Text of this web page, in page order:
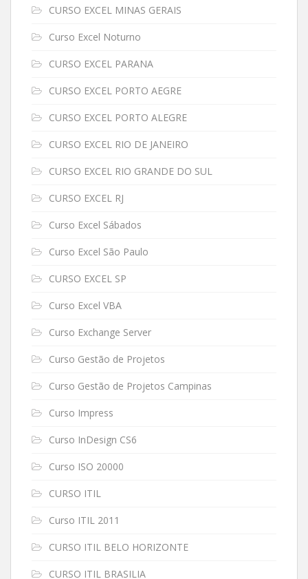
CURSO EXCEL MINAS GERAIS
Curso Excel Noturno
CURSO EXCEL PARANA
CURSO EXCEL PORTO AEGRE
CURSO EXCEL PORTO ALEGRE
CURSO EXCEL RIO DE JANEIRO
CURSO EXCEL RIO GRANDE DO SUL
CURSO EXCEL RJ
Curso Excel Sábados
Curso Excel São Paulo
CURSO EXCEL SP
Curso Excel VBA
Curso Exchange Server
Curso Gestão de Projetos
Curso Gestão de Projetos Campinas
Curso Impress
Curso InDesign CS6
Curso ISO 20000
CURSO ITIL
Curso ITIL 2011
CURSO ITIL BELO HORIZONTE
CURSO ITIL BRASILIA